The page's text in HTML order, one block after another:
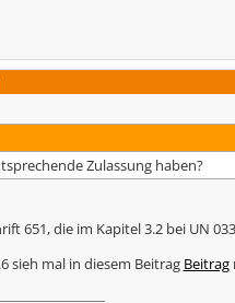
Zulassung haben?
651, die im Kapitel 3.2 bei UN
sieh mal in diesem Beitrag Beitrag